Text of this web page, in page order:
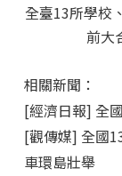
全臺13所學校
前大
相關新聞：
[經濟日報] 全
[觀傳媒] 全國
車環島壯舉